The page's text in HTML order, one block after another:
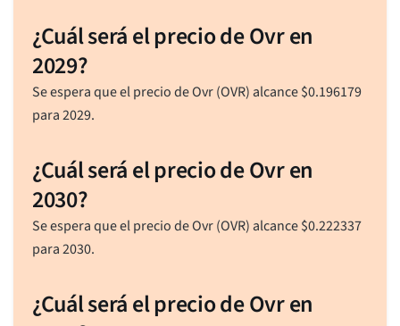
¿Cuál será el precio de Ovr en
2029?
Se espera que el precio de Ovr (OVR) alcance$0.196179
para 2029.
¿Cuál será el precio de Ovr en
2030?
Se espera que el precio de Ovr (OVR) alcance$0.222337
para 2030.
¿Cuál será el precio de Ovr en